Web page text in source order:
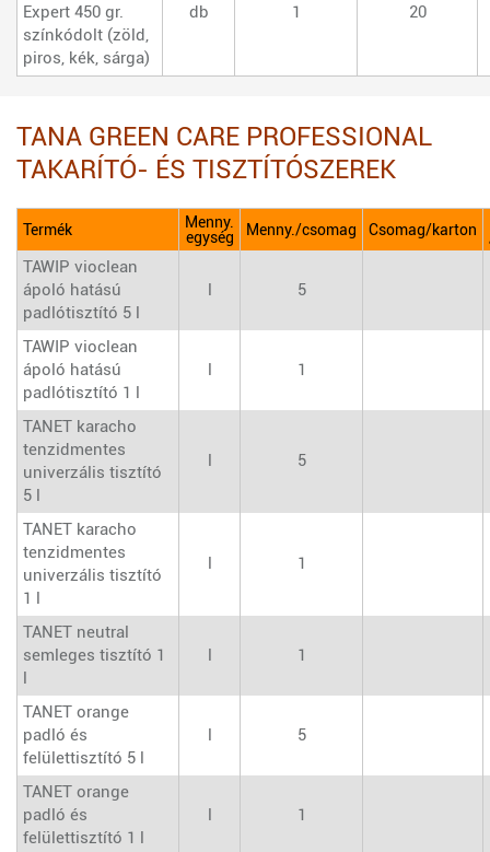
Expert 450 gr.
színkódolt (zöld,
piros, kék, sárga)
db 1 20
TANA GREEN CARE PROFESSIONAL
TAKARÍTÓ- ÉS TISZTÍTÓSZEREK
Termék
Menny.
egység
Menny./csomag Csomag/karton
TAWIP vioclean
ápoló hatású
padlótisztító 5 l
l 5
TAWIP vioclean
ápoló hatású
padlótisztító 1 l
l 1
TANET karacho
tenzidmentes
univerzális tisztító
5 l
l 5
TANET karacho
tenzidmentes
univerzális tisztító
1 l
l 1
TANET neutral
semleges tisztító 1
l
l 1
TANET orange
padló és
felülettisztító 5 l
l 5
TANET orange
padló és
felülettisztító 1 l
l 1